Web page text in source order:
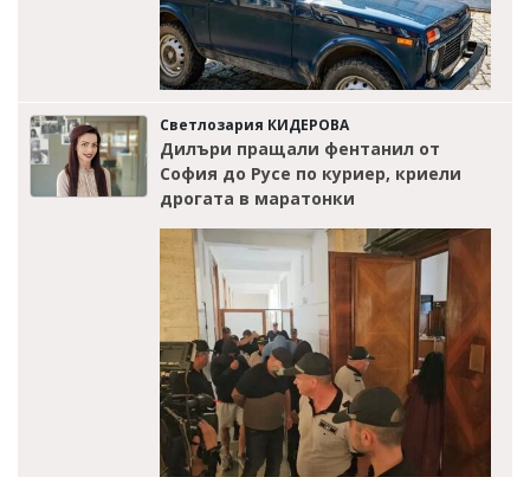
Светлозария КИДЕРОВА
Дилъри пращали фентанил от
София до Русе по куриер, криели
дрогата в маратонки